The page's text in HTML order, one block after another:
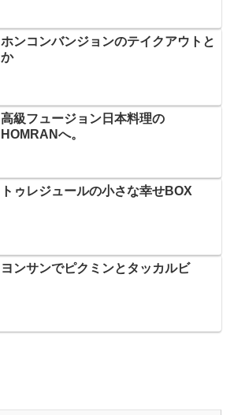
ホンコンバンジョンのテイクアウトと
か
高級フュージョン日本料理の
HOMRANへ。
トゥレジュールの小さな幸せBOX
ヨンサンでピクミンとタッカルビ